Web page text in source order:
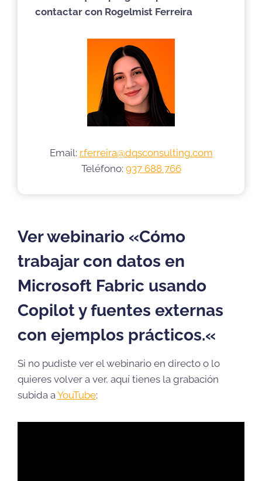
contactar con Rogelmist Ferreira
Email: r.ferreira@dqsconsulting.com
Teléfono: 937 688 766
Ver webinario «Cómo
trabajar con datos en
Microsoft Fabric usando
Copilot y fuentes externas
con ejemplos prácticos.«
Si no pudiste ver el webinario en directo o lo
quieres volver a ver, aquí tienes la grabación
subida aYouTube: